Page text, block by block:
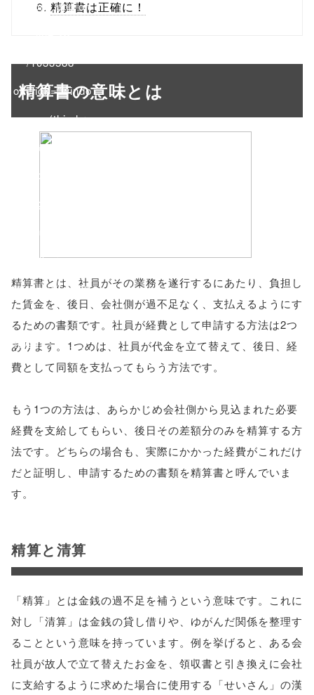
buttons.php on
/1033588"
onclick="windo
w.open(this.hre
f, 'Gwindow',
'width=550,
height=450,
toolbar=no,
scrollbars=yes'
false;"> シェア
精算書は正確に！
精算書の意味とは
精算書とは、社員がその業務を遂行するにあたり、負担し
た賃金を、後日、会社側が過不足なく、支払えるようにす
るための書類です。社員が経費として申請する方法は2つ
あります。1つめは、社員が代金を立て替えて、後日、経
費として同額を支払ってもらう方法です。
もう1つの方法は、あらかじめ会社側から見込まれた必要
経費を支給してもらい、後日その差額分のみを精算する方
法です。どちらの場合も、実際にかかった経費がこれだけ
だと証明し、申請するための書類を精算書と呼んでいま
す。
精算と清算
「精算」とは金銭の過不足を補うという意味です。これに
対し「清算」は金銭の貸し借りや、ゆがんだ関係を整理す
ることという意味を持っています。例を挙げると、ある会
社員が故人で立て替えたお金を、領収書と引き換えに会社
に支給するように求めた場合に使用する「せいさん」の漢